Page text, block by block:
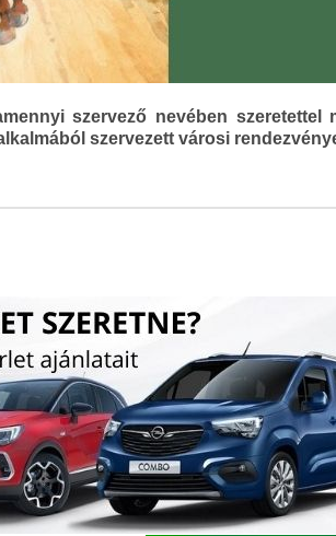
szervező nevében szeretettel
szervezett városi